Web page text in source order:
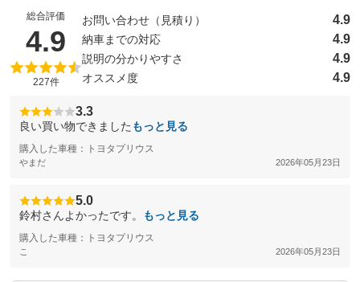
総合評価
4.9 （5点満点中）
227件
お問い合わせ（見積り） 4.9
納車までの対応 4.9
説明の分かりやすさ 4.9
オススメ度 4.9
3.3
良い買い物できました もっと見る
購入した車種：トヨタプリウス
やまだ 2026年05月23日
5.0
鈴村さんよかったです。 もっと見る
購入した車種：トヨタプリウス
こ 2026年05月23日